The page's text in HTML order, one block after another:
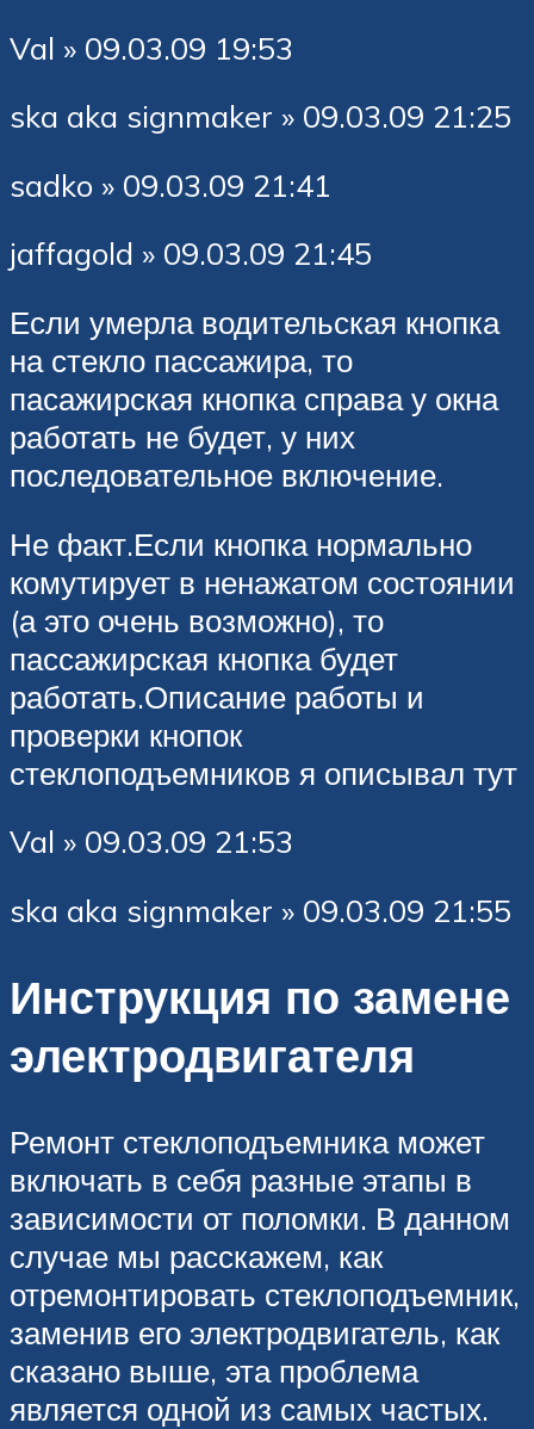
Val » 09.03.09 19:53
ska aka signmaker » 09.03.09 21:25
sadko » 09.03.09 21:41
jaffagold » 09.03.09 21:45
Если умерла водительская кнопка
на стекло пассажира, то
пасажирская кнопка справа у окна
работать не будет, у них
последовательное включение.
Не факт.Если кнопка нормально
комутирует в ненажатом состоянии
(а это очень возможно), то
пассажирская кнопка будет
работать.Описание работы и
проверки кнопок
стеклоподъемников я описывал тут
Val » 09.03.09 21:53
ska aka signmaker » 09.03.09 21:55
Инструкция по замене
электродвигателя
Ремонт стеклоподъемника может
включать в себя разные этапы в
зависимости от поломки. В данном
случае мы расскажем, как
отремонтировать стеклоподъемник,
заменив его электродвигатель, как
сказано выше, эта проблема
является одной из самых частых.